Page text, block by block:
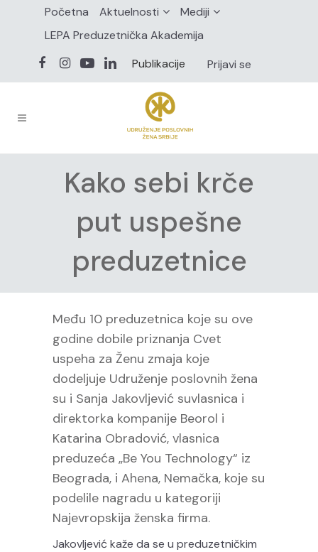
Početna Aktuelnosti
Mediji
LEPA Preduzetnička Akademija
Publikacije
Prijavi se
Kako sebi krče
put uspešne
preduzetnice
Među 10 preduzetnica koje su ove
godine dobile priznanja Cvet
uspeha za Ženu zmaja koje
dodeljuje Udruženje poslovnih žena
su i Sanja Jakovljević suvlasnica i
direktorka kompanije Beorol i
Katarina Obradović, vlasnica
preduzeća „Be You Technology“ iz
Beograda, i Ahena, Nemačka, koje su
podelile nagradu u kategoriji
Najevropskija ženska firma.
Jakovljević kaže da se u preduzetničkim